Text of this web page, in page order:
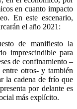
en cuanto impacto
En este escenario,
el año 2021:
de manifiesto la
imprescindible para
de confinamiento –
otros- y también
la cadena de frío que
por delante es
más explícito.